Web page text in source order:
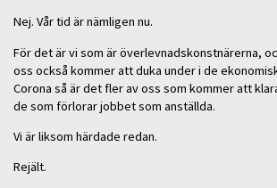
Nej. Vår tid är nämligen nu.
För det är vi som är överlevnadskonstnärerna,
oss också kommer att duka under i de
Corona så är det fler av oss som kommer att
de som förlorar jobbet som anställda.
Vi är liksom härdade redan.
Rejält.